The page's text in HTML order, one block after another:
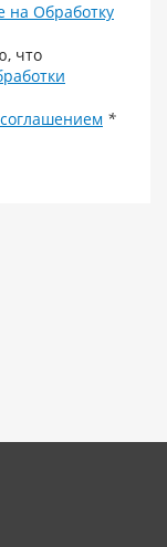
на Обработку
что
*